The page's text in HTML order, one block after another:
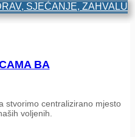
SJEĆANJE, ZAHVALU
BA
stvorimo centralizirano mjesto
voljenih.